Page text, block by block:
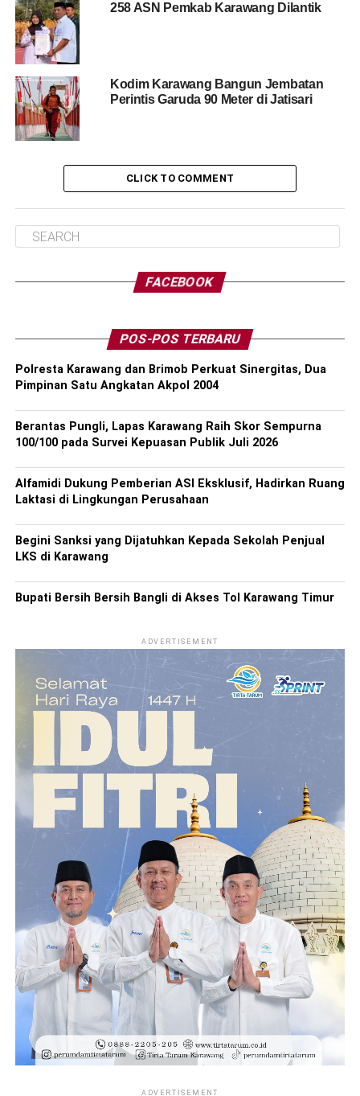
258 ASN Pemkab Karawang Dilantik
Kodim Karawang Bangun Jembatan
Perintis Garuda 90 Meter di Jatisari
CLICK TO COMMENT
FACEBOOK
POS-POS TERBARU
Polresta Karawang dan Brimob Perkuat Sinergitas, Dua
Pimpinan Satu Angkatan Akpol 2004
Berantas Pungli, Lapas Karawang Raih Skor Sempurna
100/100 pada Survei Kepuasan Publik Juli 2026
Alfamidi Dukung Pemberian ASI Eksklusif, Hadirkan Ruang
Laktasi di Lingkungan Perusahaan
Begini Sanksi yang Dijatuhkan Kepada Sekolah Penjual
LKS di Karawang
Bupati Bersih Bersih Bangli di Akses Tol Karawang Timur
ADVERTISEMENT
ADVERTISEMENT